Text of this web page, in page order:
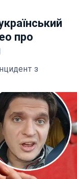
про
з